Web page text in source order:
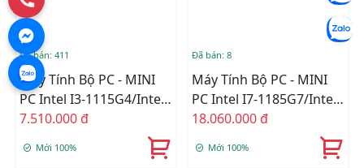
Đã bán: 411
Máy Tính Bộ PC - MINI
PC Intel I3-1115G4/Intel
UHD Graphics/Wifi 6 +
Bluetooth/Ram Option/
Ổ Cứng Option
7.510.000 đ
Mới 100%
Đã bán: 8
Máy Tính Bộ PC - MINI
PC Intel I7-1185G7/Intel
Iris Xe Graphics/Wifi 6 +
Bluetooth/Ram Option/
Ổ Cứng Option
18.060.000 đ
Mới 100%